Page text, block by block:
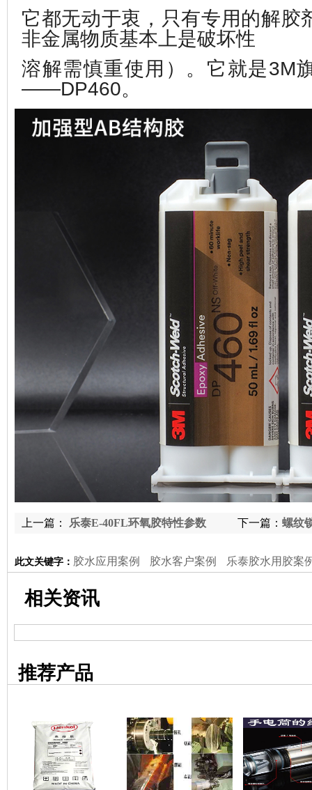
它都无动于衷，只有专用的解胶
非金属物质基本上是破坏性
溶解需慎重使用）。它就是3M
——DP460。
下一篇： 螺纹
上一篇： 乐泰E-40FL环氧胶特性参数
此文关键字： 胶水应用案例 胶水客户案例 乐泰胶水用胶案
相关资讯
推荐产品